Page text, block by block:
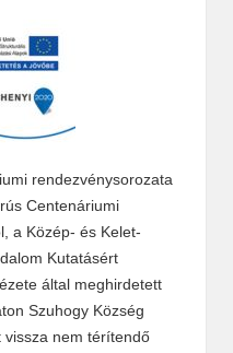
rendezvénysorozata
Centenáriumi
a Közép- és Kelet-
Kutatásért
által meghirdetett
Szuhogy Község
nem térítendő